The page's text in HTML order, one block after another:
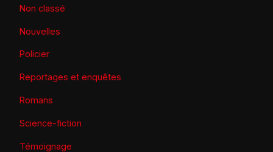
Non classé
Nouvelles
Policier
Reportages et enquêtes
Romans
Science-fiction
Témoignage